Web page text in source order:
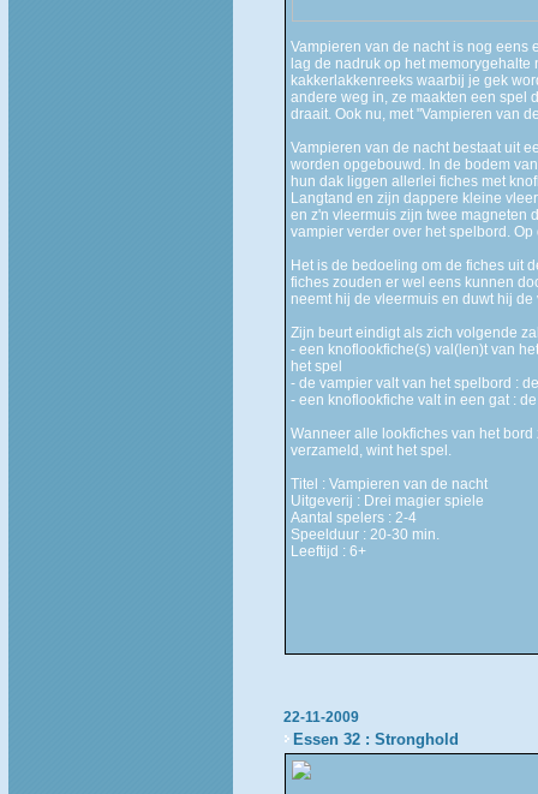
Vampieren van de nacht is nog eens
lag de nadruk op het
kakkerlakkenreeks waarbij je gek
andere weg in, ze maakten een spel
draait. Ook nu, met "Vampieren van
Vampieren van de nacht bestaat uit
worden opgebouwd. In de bodem
hun dak liggen allerlei fiches met
Langtand en zijn dappere kleine
en z'n vleermuis zijn twee magneten
vampier verder over het spelbord.
Het is de bedoeling om de fiches uit
fiches zouden er wel eens kunnen
neemt hij de vleermuis en duwt hij
Zijn beurt eindigt als zich volgende
- een knoflookfiche(s) val(len)t van
het spel
- de vampier valt van het spelbord :
- een knoflookfiche valt in een gat :
Wanneer alle lookfiches van het
verzameld, wint het spel.
Titel : Vampieren van de nacht
Uitgeverij : Drei magier spiele
Aantal spelers : 2-4
Speelduur : 20-30 min.
Leeftijd : 6+
22-11-2009
Essen 32 : Stronghold